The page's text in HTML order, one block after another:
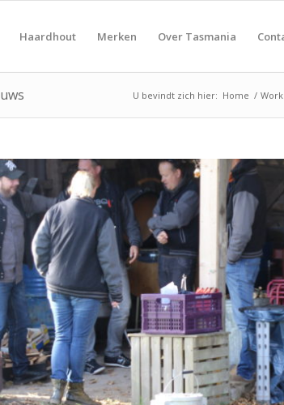
Haardhout Merken Over Tasmania
U bevindt zich hier: Home /